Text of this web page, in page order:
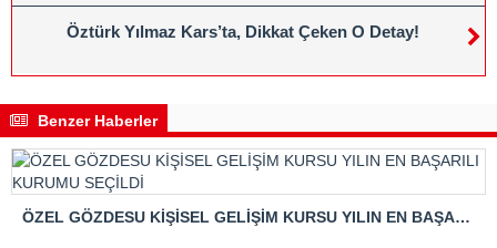
Öztürk Yılmaz Kars’ta, Dikkat Çeken O Detay!
Benzer Haberler
ÖZEL GÖZDESU KİŞİSEL GELİŞİM KURSU YILIN EN BAŞARILI KURUMU SEÇİLDİ